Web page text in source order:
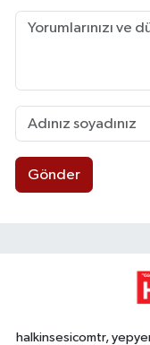
Gönder
halkinsesicomtr,